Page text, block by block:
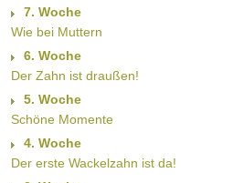
7. Woche
Wie bei Muttern
6. Woche
Der Zahn ist draußen!
5. Woche
Schöne Momente
4. Woche
Der erste Wackelzahn ist da!